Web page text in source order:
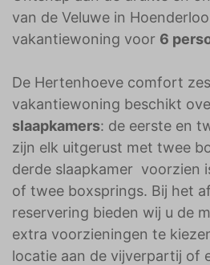
van de Veluwe in
vakantiewoning voor 6
De Hertenhoeve comfort
vakantiewoning beschikt
slaapkamers: de eerste en
zijn elk uitgerust met twee
derde slaapkamer voorzien
of twee boxsprings. Bij het
reservering bieden wij u de
extra voorzieningen te
locatie aan de vijverpartij of